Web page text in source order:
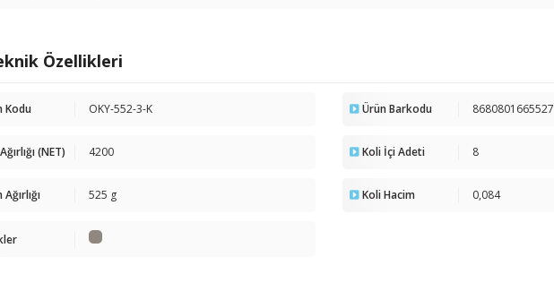
Özellikleri
Kodu OKY-552-3-K Ürün Barkodu 8680801665527
(NET) 4200 Koli İçi Adeti 8
525 g Koli Hacim 0,084